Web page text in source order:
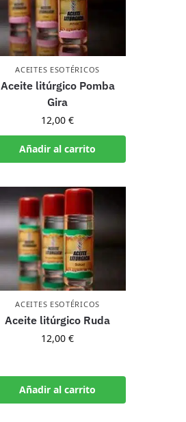
ACEITES ESOTÉRICOS
Aceite litúrgico Pomba
Gira
12,00€
Añadir al carrito
ACEITES ESOTÉRICOS
Aceite litúrgico Ruda
12,00€
Añadir al carrito